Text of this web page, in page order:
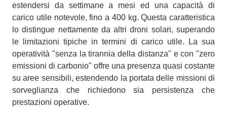
estendersi da settimane a mesi ed una capacità di
carico utile notevole, fino a 400 kg. Questa caratteristica
lo distingue nettamente da altri droni solari, superando
le limitazioni tipiche in termini di carico utile. La sua
operatività "senza la tirannia della distanza" e con "zero
emissioni di carbonio" offre una presenza quasi costante
su aree sensibili, estendendo la portata delle missioni di
sorveglianza che richiedono sia persistenza che
prestazioni operative.